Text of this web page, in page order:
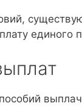
единого